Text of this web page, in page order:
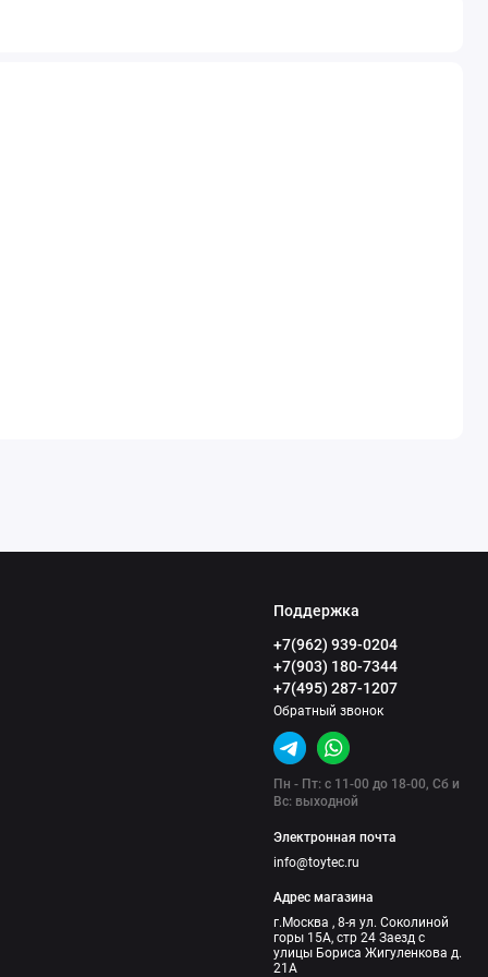
Поддержка
+7(962) 939-0204
+7(903) 180-7344
+7(495) 287-1207
Обратный звонок
Пн - Пт: с 11-00 до 18-00, Сб и
Вс: выходной
Электронная почта
info@toytec.ru
Адрес магазина
г.Москва , 8-я ул. Соколиной
горы 15А, стр 24 Заезд с
улицы Бориса Жигуленкова д.
21А